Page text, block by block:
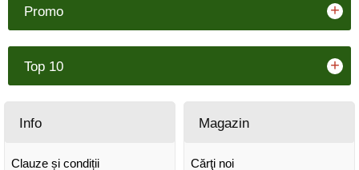
Promo +
Top 10 +
Info
Clauze și condiții
Magazin
Cărţi noi